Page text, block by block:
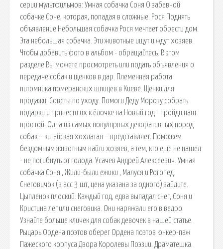
серии мультфильмов: Умная собачка Соня О забавной
собачке Соне, которая, попадая в сложные. Рося Поднять
объявление Небольшая собачка Рося мечтает обрести дом.
Эта небольшая собачка. Эти животные ищут и ждут хозяев.
Чтобы добавить фото в альбом - обращайтесь. В этом
разделе Вы можете просмотреть или подать объявления о
передаче собак и щенков в дар. Племенная работа
питомника померанских шпицев в Киеве. Щенки для
продажи. Советы по уходу. Помоги Деду Морозу собрать
подарки и принести их к ёлочке на Новый год - пройди наш
простой. Одна из самых популярных декоративных пород
собак – китайская хохлатая – представляет. Поможем
бездомным животным найти хозяев, а тем, кто еще не нашел
- не погибнуть от голода. Усачев Андрей Алексеевич. Умная
собачка Соня , Жили-были ежики , Малуся и Рогопед.
Снеговичок (в асс 3 шт, цена указана за одного) зайдите.
Цыпленок плоский. Каждый год, едва выпадал снег, Соня и
Кристина лепили снеговика. Они наряжали его в ведро.
Узнайте больше кличек для собак девочек в нашей статье.
Рыцарь Ордена поэтов оберег Ордена поэтов юнкер-паж
Пажеского корпуса Двора Королевы Поэзии. Драматешка.